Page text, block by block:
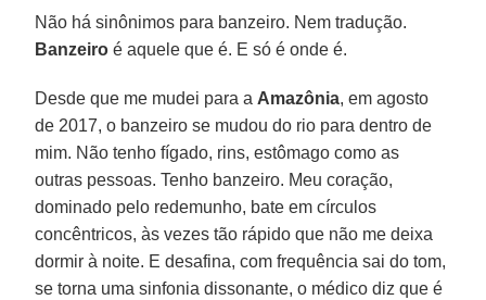
Não há sinônimos para banzeiro. Nem tradução.
Banzeiro é aquele que é. E só é onde é.
Desde que me mudei para a Amazônia, em agosto
de 2017, o banzeiro se mudou do rio para dentro de
mim. Não tenho fígado, rins, estômago como as
outras pessoas. Tenho banzeiro. Meu coração,
dominado pelo redemunho, bate em círculos
concêntricos, às vezes tão rápido que não me deixa
dormir à noite. E desafina, com frequência sai do tom,
se torna uma sinfonia dissonante, o médico diz que é